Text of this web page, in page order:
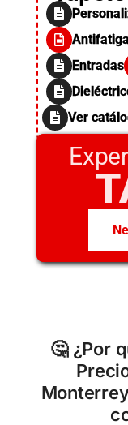
Antifatiga
Entradas
Ver
🤔 ¿Por